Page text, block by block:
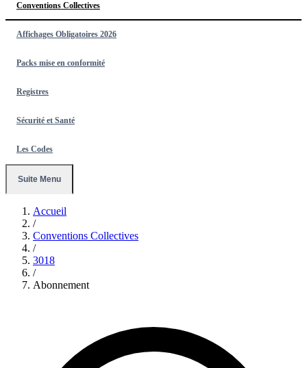
Conventions Collectives
Affichages Obligatoires 2026
Packs mise en conformité
Registres
Sécurité et Santé
Les Codes
Suite Menu
Accueil
/
Conventions Collectives
/
3018
/
Abonnement